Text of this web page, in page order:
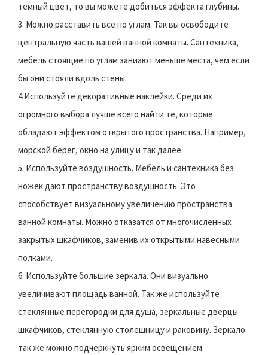
темный цвет, то вы можете добиться эффекта глубины.
3. Можно расставить все по углам. Так вы освободите
центральную часть вашей ванной комнаты. Сантехника,
мебель стоящие по углам заниают меньше места, чем если
бы они стояли вдоль стены.
4.Используйте декоративные наклейки. Среди их
огромного выбора лучше всего найти те, которые
обладают эффектом открытого пространства. Например,
морской берег, окно на улицу и так далее.
5. Используйте воздушность. Мебель и сантехника без
ножек дают пространству воздушность. Это
способствует визуальному увеличению пространства
ванной комнаты. Можно отказатся от многочисленных
закрытых шкафчиков, заменив их открытыми навесными
полками.
6. Используйте большие зеркала. Они визуально
увеличивают площадь ванной. Так же используйте
стеклянные перегородки для душа, зеркальные дверцы
шкафчиков, стеклянную столешницу и раковину. Зеркало
так же можно подчеркнуть ярким освещением.